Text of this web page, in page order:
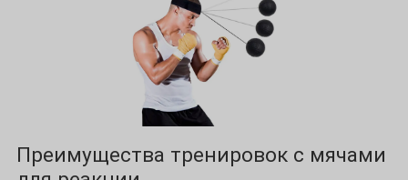
Преимущества тренировок с мячами